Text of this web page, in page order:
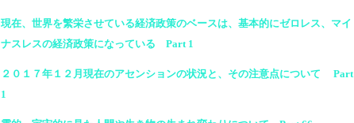
現在、世界を繁栄させている経済政策のベースは、基本的にゼロレス、マイ
ナスレスの経済政策になっている Part 1
２０１７年１２月現在のアセンションの状況と、その注意点について Part
1